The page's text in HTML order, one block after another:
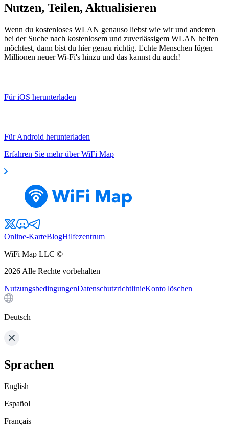
Nutzen, Teilen, Aktualisieren
Wenn du kostenloses WLAN genauso liebst wie wir und anderen
bei der Suche nach kostenlosem und zuverlässigem WLAN helfen
möchtest, dann bist du hier genau richtig. Echte Menschen fügen
Millionen neuer Wi-Fi's hinzu und das kannst du auch!
Für iOS herunterladen
Für Android herunterladen
Erfahren Sie mehr über WiFi Map
Online-KarteBlogHilfezentrum
WiFi Map LLC ©
2026 Alle Rechte vorbehalten
NutzungsbedingungenDatenschutzrichtlinieKonto löschen
Deutsch
Sprachen
English
Español
Français